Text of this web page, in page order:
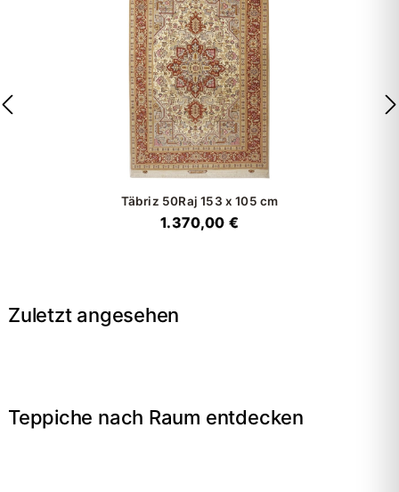
Täbriz 50Raj 153 x 105 cm
1.370,00 €
Zuletzt angesehen
Teppiche nach Raum entdecken
Wohnzimmer